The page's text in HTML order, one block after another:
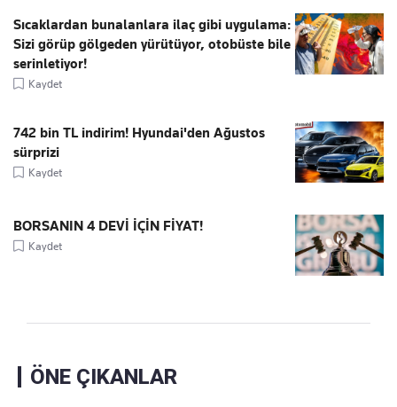
Sıcaklardan bunalanlara ilaç gibi uygulama:
Sizi görüp gölgeden yürütüyor, otobüste bile
serinletiyor!
Kaydet
742 bin TL indirim! Hyundai'den Ağustos
sürprizi
Kaydet
BORSANIN 4 DEVİ İÇİN FİYAT!
Kaydet
ÖNE ÇIKANLAR